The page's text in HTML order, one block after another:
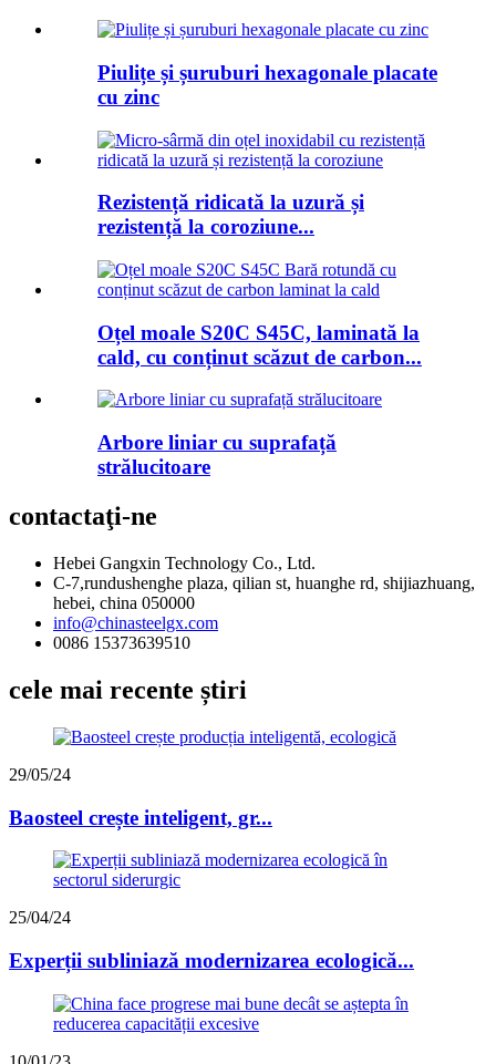
Piulițe și șuruburi hexagonale placate
cu zinc
Rezistență ridicată la uzură și
rezistență la coroziune...
Oțel moale S20C S45C, laminată la
cald, cu conținut scăzut de carbon...
Arbore liniar cu suprafață
strălucitoare
contactaţi-ne
Hebei Gangxin Technology Co., Ltd.
C-7,rundushenghe plaza, qilian st, huanghe rd, shijiazhuang,
hebei, china 050000
info@chinasteelgx.com
0086 15373639510
cele mai recente știri
29/05/24
Baosteel crește inteligent, gr...
25/04/24
Experții subliniază modernizarea ecologică...